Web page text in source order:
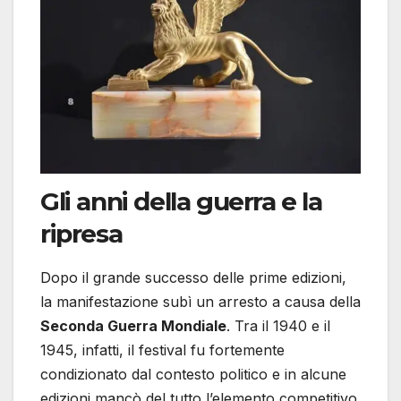
Gli anni della guerra e la
ripresa
Dopo il grande successo delle prime edizioni,
la manifestazione subì un arresto a causa della
Seconda Guerra Mondiale. Tra il 1940 e il
1945, infatti, il festival fu fortemente
condizionato dal contesto politico e in alcune